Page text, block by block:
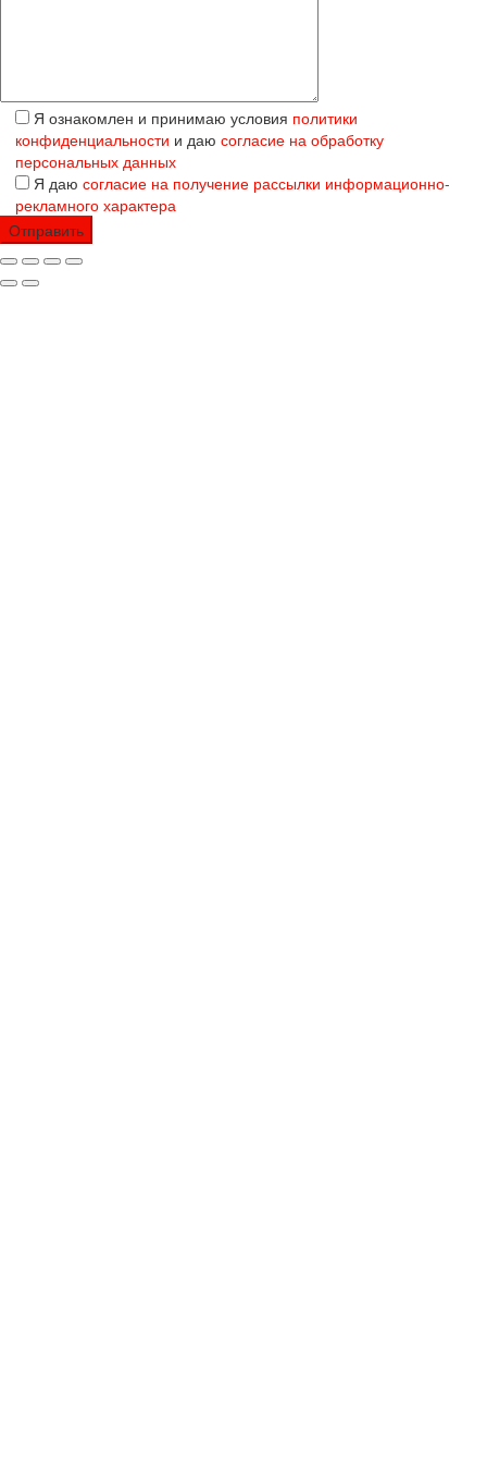
Я ознакомлен и принимаю условия политики
конфиденциальности и даю согласие на обработку
персональных данных
Я даю согласие на получение рассылки информационно-
рекламного характера